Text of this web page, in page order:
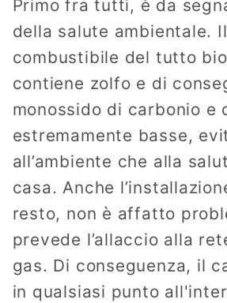
Primo fra tutti, è da
della salute ambientale.
combustibile del tutto
contiene zolfo e di
monossido di carbonio e
estremamente basse,
all’ambiente che alla
casa. Anche
resto, non è affatto
prevede l’allaccio alla
gas. Di conseguenza, il
in qualsiasi punto